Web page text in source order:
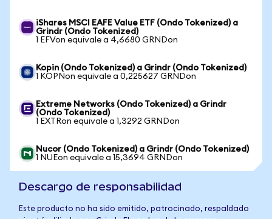
iShares MSCI EAFE Value ETF (Ondo Tokenized) a
Grindr (Ondo Tokenized)
1 EFVon equivale a 4,6680 GRNDon
Kopin (Ondo Tokenized) a Grindr (Ondo Tokenized)
1 KOPNon equivale a 0,225627 GRNDon
Extreme Networks (Ondo Tokenized) a Grindr
(Ondo Tokenized)
1 EXTRon equivale a 1,3292 GRNDon
Nucor (Ondo Tokenized) a Grindr (Ondo Tokenized)
1 NUEon equivale a 15,3694 GRNDon
Descargo de responsabilidad
Este producto no ha sido emitido, patrocinado, respaldado